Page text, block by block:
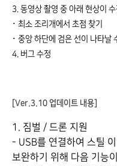
3. 동영상 촬영 중 아래 현상이 수
･ 최소 조리개에서 초점 찾기
･ 중앙 하단에 검은 선이 나타날
4. 버그 수정
[Ver.3.10 업데이트 내용]
1. 짐벌 / 드론 지원
- USB를 연결하여 스틸
보완하기 위해 다음 기능